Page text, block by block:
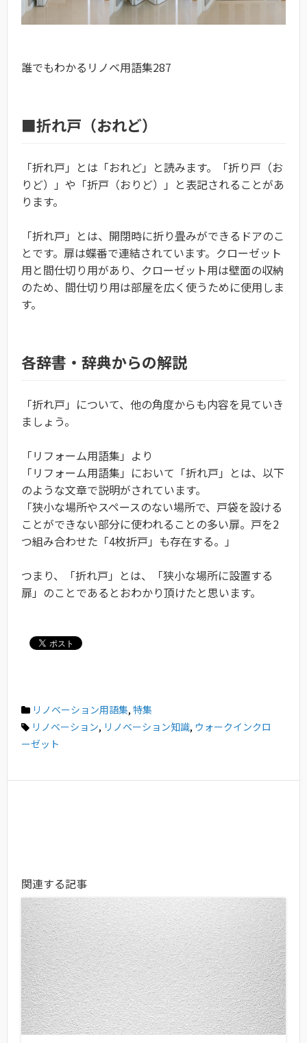
誰でもわかるリノベ用語集287
■折れ戸（おれど）
「折れ戸」とは「おれど」と読みます。「折り戸（お
りど）」や「折戸（おりど）」と表記されることがあ
ります。
「折れ戸」とは、開閉時に折り畳みができるドアのこ
とです。扉は蝶番で連結されています。クローゼット
用と間仕切り用があり、クローゼット用は壁面の収納
のため、間仕切り用は部屋を広く使うために使用しま
す。
各辞書・辞典からの解説
「折れ戸」について、他の角度からも内容を見ていき
ましょう。
「リフォーム用語集」より
「リフォーム用語集」において「折れ戸」とは、以下
のような文章で説明がされています。
「狭小な場所やスペースのない場所で、戸袋を設ける
ことができない部分に使われることの多い扉。戸を2
つ組み合わせた「4枚折戸」も存在する。」
つまり、「折れ戸」とは、「狭小な場所に設置する
扉」のことであるとおわかり頂けたと思います。
リノベーション用語集, 特集
リノベーション, リノベーション知識, ウォークインクロ
ーゼット
関連する記事